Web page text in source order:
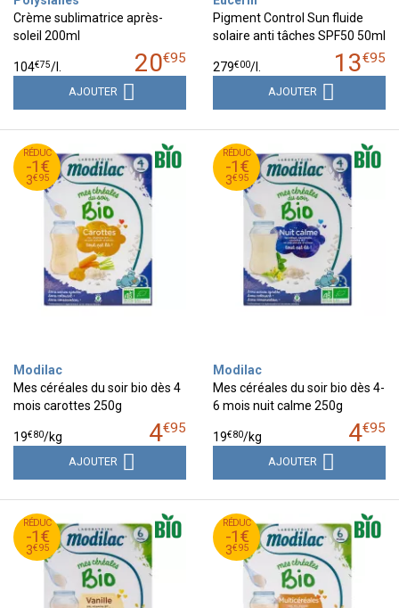
Crème sublimatrice après-
soleil 200ml
20€95
104€75/l.
AJOUTER
Pigment Control Sun fluide
solaire anti tâches SPF50 50ml
13€95
279€00/l.
AJOUTER
RÉDUC
-1€
3€95
4
€
95
3
€
95
Modilac
Mes céréales du soir bio dès 4
mois carottes 250g
4€95
19€80/kg
AJOUTER
RÉDUC
-1€
3€95
4
€
95
3
€
95
Modilac
Mes céréales du soir bio dès 4-
6 mois nuit calme 250g
4€95
19€80/kg
AJOUTER
RÉDUC
-1€
3€95
4
€
95
3
€
95
RÉDUC
-1€
3€95
4
€
95
3
€
95